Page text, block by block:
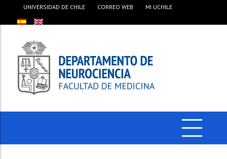
UNIVERSIDAD DE CHILE CORREO WEB MI UCHILE